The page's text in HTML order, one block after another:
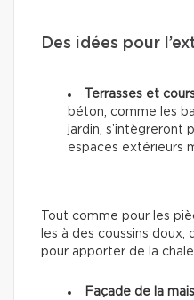
Des idées pour
Terrasses et
béton, comme les
jardin, s’intègreront
espaces extérieurs
Tout comme pour les
les à des coussins
pour apporter de la
Façade de la